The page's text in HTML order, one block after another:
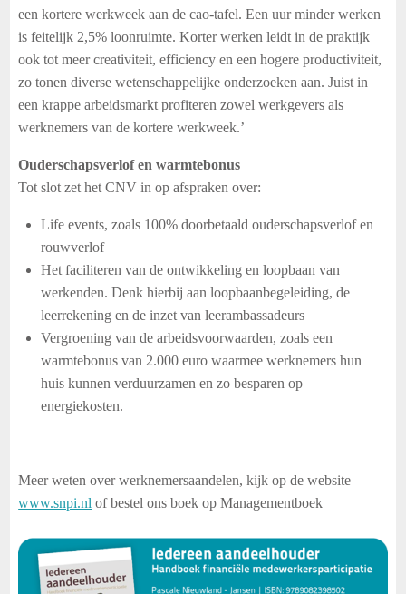
een kortere werkweek aan de cao-tafel. Een uur minder werken
is feitelijk 2,5% loonruimte. Korter werken leidt in de praktijk
ook tot meer creativiteit, efficiency en een hogere productiviteit,
zo tonen diverse wetenschappelijke onderzoeken aan. Juist in
een krappe arbeidsmarkt profiteren zowel werkgevers als
werknemers van de kortere werkweek.’
Ouderschapsverlof en warmtebonus
Tot slot zet het CNV in op afspraken over:
Life events, zoals 100% doorbetaald ouderschapsverlof en
rouwverlof
Het faciliteren van de ontwikkeling en loopbaan van
werkenden. Denk hierbij aan loopbaanbegeleiding, de
leerrekening en de inzet van leerambassadeurs
Vergroening van de arbeidsvoorwaarden, zoals een
warmtebonus van 2.000 euro waarmee werknemers hun
huis kunnen verduurzamen en zo besparen op
energiekosten.
Meer weten over werknemersaandelen, kijk op de website
www.snpi.nl of bestel ons boek op Managementboek